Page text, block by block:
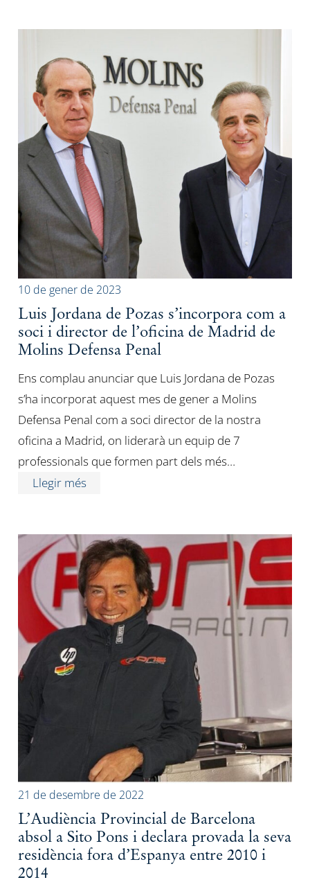
10 de gener de 2023
Luis Jordana de Pozas s’incorpora com a
soci i director de l’oficina de Madrid de
Molins Defensa Penal
Ens complau anunciar que Luis Jordana de Pozas
s’ha incorporat aquest mes de gener a Molins
Defensa Penal com a soci director de la nostra
oficina a Madrid, on liderarà un equip de 7
professionals que formen part dels més…
Llegir més
21 de desembre de 2022
L’Audiència Provincial de Barcelona
absol a Sito Pons i declara provada la seva
residència fora d’Espanya entre 2010 i
2014